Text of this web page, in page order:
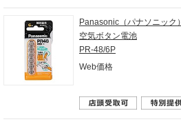
Panasonic（パナソニック）
空気ボタン電池
PR-48/6P
Web価格